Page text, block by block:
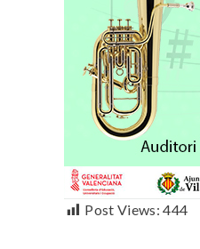
Post Views: 444